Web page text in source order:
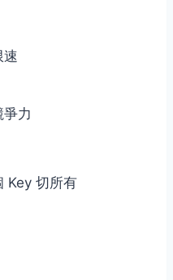
速
爭力
Key 切所有